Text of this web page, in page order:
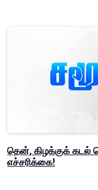
தென், கிழக்குக் கடல்
எச்சரிக்கை!